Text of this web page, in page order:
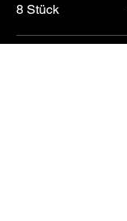
8 Stück